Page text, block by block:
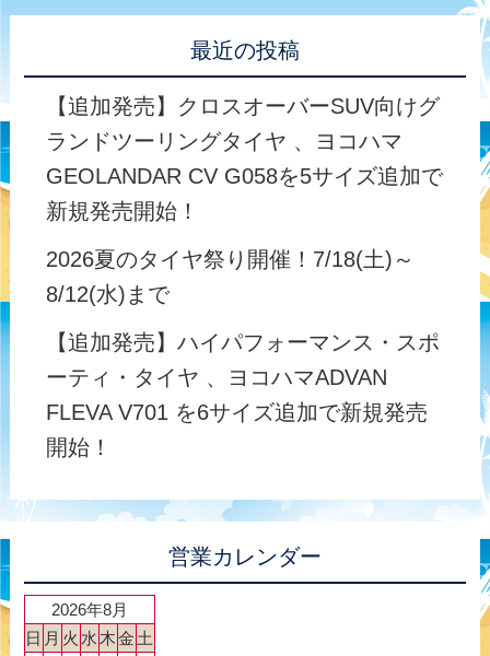
最近の投稿
【追加発売】クロスオーバーSUV向けグ
ランドツーリングタイヤ 、ヨコハマ
GEOLANDAR CV G058を5サイズ追加で
新規発売開始！
2026夏のタイヤ祭り開催！7/18(土)～
8/12(水)まで
【追加発売】ハイパフォーマンス・スポ
ーティ・タイヤ 、ヨコハマADVAN
FLEVA V701 を6サイズ追加で新規発売
開始！
営業カレンダー
2026年8月
日 月 火 水 木金 土